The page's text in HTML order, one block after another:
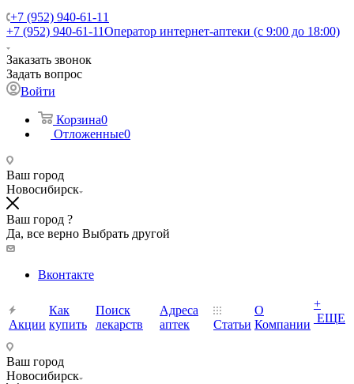
+7 (952) 940-61-11
+7 (952) 940-61-11Оператор интернет-аптеки (с 9:00 до 18:00)
Заказать звонок
Задать вопрос
Войти
Корзина0
Отложенные0
Ваш город
Новосибирск
Ваш город ?
Да, все верно Выбрать другой
Вконтакте
Акции
Как
купить
Поиск
лекарств
Адреса
аптек
Статьи
О
Компании
+
ЕЩЕ
Ваш город
Новосибирск